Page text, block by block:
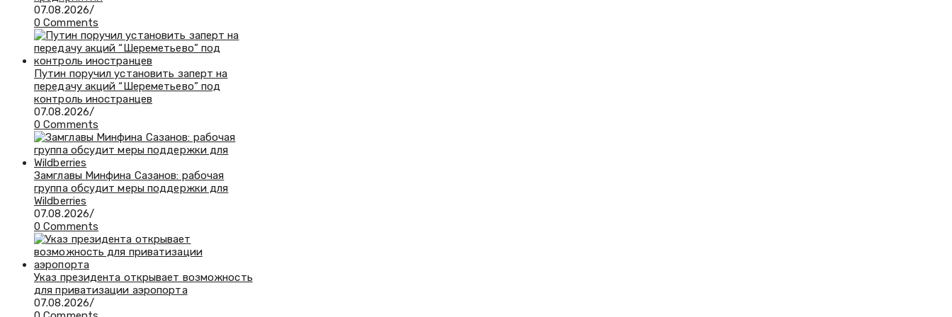
07.08.2026/
0 Comments
Путин поручил установить заперт на
передачу акций “Шереметьево” под
контроль иностранцев
07.08.2026/
0 Comments
Замглавы Минфина Сазанов: рабочая
группа обсудит меры поддержки для
Wildberries
07.08.2026/
0 Comments
Указ президента открывает возможность
для приватизации аэропорта
07.08.2026/